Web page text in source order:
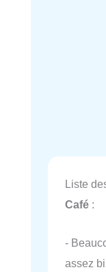
Liste
Café :
-
assez